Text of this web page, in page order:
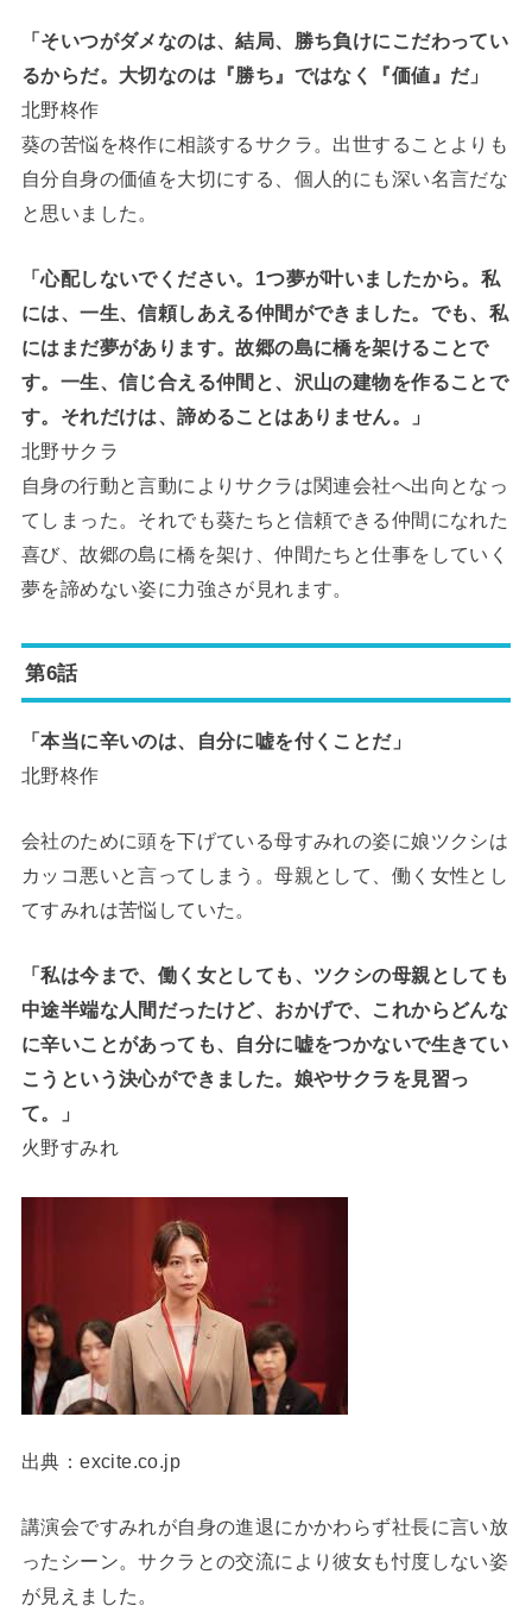
「そいつがダメなのは、結局、勝ち負けにこだわってい
るからだ。大切なのは『勝ち』ではなく『価値』だ」
北野柊作
葵の苦悩を柊作に相談するサクラ。出世することよりも
自分自身の価値を大切にする、個人的にも深い名言だな
と思いました。
「心配しないでください。1つ夢が叶いましたから。私
には、一生、信頼しあえる仲間ができました。でも、私
にはまだ夢があります。故郷の島に橋を架けることで
す。一生、信じ合える仲間と、沢山の建物を作ることで
す。それだけは、諦めることはありません。」
北野サクラ
自身の行動と言動によりサクラは関連会社へ出向となっ
てしまった。それでも葵たちと信頼できる仲間になれた
喜び、故郷の島に橋を架け、仲間たちと仕事をしていく
夢を諦めない姿に力強さが見れます。
第6話
「本当に辛いのは、自分に嘘を付くことだ」
北野柊作
会社のために頭を下げている母すみれの姿に娘ツクシは
カッコ悪いと言ってしまう。母親として、働く女性とし
てすみれは苦悩していた。
「私は今まで、働く女としても、ツクシの母親としても
中途半端な人間だったけど、おかげで、これからどんな
に辛いことがあっても、自分に嘘をつかないで生きてい
こうという決心ができました。娘やサクラを見習っ
て。」
火野すみれ
出典：excite.co.jp
講演会ですみれが自身の進退にかかわらず社長に言い放
ったシーン。サクラとの交流により彼女も忖度しない姿
が見えました。